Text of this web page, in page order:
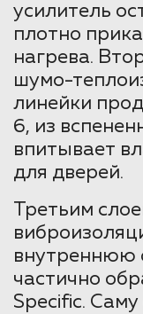
усилитель
плотно
нагрева.
шумо-
линейки
6, из
впитывает
для дверей.
Третьим
внутреннюю
частично
Specific.